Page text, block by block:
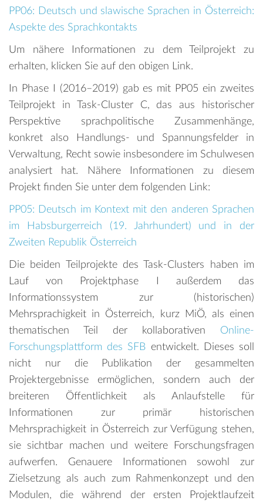
PP06: Deutsch und slawische Sprachen in Österreich:
Aspekte des Sprachkontakts
Um nähere Informationen zu dem Teilprojekt zu
erhalten, klicken Sie auf den obigen Link.
In Phase I (2016–2019) gab es mit PP05 ein zweites
Teilprojekt in Task-Cluster C, das aus historischer
Perspektive sprachpolitische Zusammenhänge,
konkret also Handlungs- und Spannungsfelder in
Verwaltung, Recht sowie insbesondere im Schulwesen
analysiert hat. Nähere Informationen zu diesem
Projekt finden Sie unter dem folgenden Link:
PP05: Deutsch im Kontext mit den anderen Sprachen
im Habsburgerreich (19. Jahrhundert) und in der
Zweiten Republik Österreich
Die beiden Teilprojekte des Task-Clusters haben im
Lauf von Projektphase I außerdem das
Informationssystem zur (historischen)
Mehrsprachigkeit in Österreich, kurz MiÖ, als einen
thematischen Teil der kollaborativen Online-
Forschungsplattform des SFB entwickelt. Dieses soll
nicht nur die Publikation der gesammelten
Projektergebnisse ermöglichen, sondern auch der
breiteren Öffentlichkeit als Anlaufstelle für
Informationen zur primär historischen
Mehrsprachigkeit in Österreich zur Verfügung stehen,
sie sichtbar machen und weitere Forschungsfragen
aufwerfen. Genauere Informationen sowohl zur
Zielsetzung als auch zum Rahmenkonzept und den
Modulen, die während der ersten Projektlaufzeit